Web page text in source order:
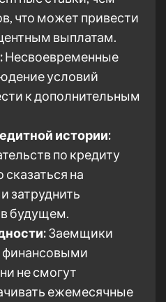
что может привести
выплатам.
Несвоевременные
условий
к дополнительным
истории:
по кредиту
на
затруднить
будущем.
Заемщики
финансовыми
не смогут
ежемесячные